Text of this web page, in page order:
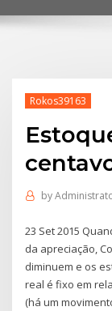
Rokos39163
by
23 Set 2015
da apreciação,
diminuem e os
real é fixo em
(há um